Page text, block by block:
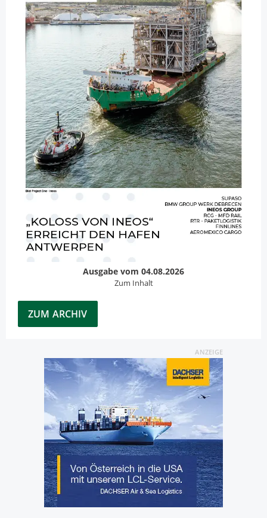
Ausgabe vom 04.08.2026
Zum Inhalt
ZUM ARCHIV
ANZEIGE